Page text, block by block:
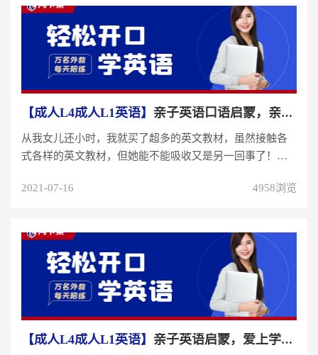
【成人L4成人L1英语】 亲子英语口语启蒙，亲子园小朋友从游戏中爱上学英语...
从我女儿还小时，我就买了超多的英文教材，虽然接触各
式各样的英文教材，但她能不能吸收又是另一回事了！而
2021-07-16
4958浏览
【成人L4成人L1英语】 亲子英语启蒙，爱上学英语，先给学员成就感！